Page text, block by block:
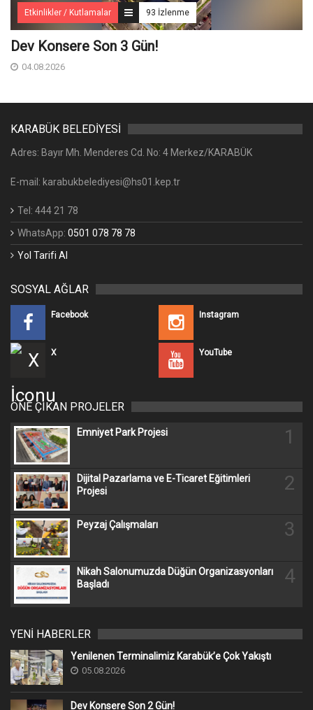
Etkinlikler / Kutlamalar 93 İzlenme
Dev Konsere Son 3️ Gün!
04.08.2026
KARABÜK BELEDİYESİ
Adres: Bayır Mh. Menderes Cd. No: 4 Merkez/KARABÜK
E-mail: karabukbelediyesi@hs01.kep.tr
Tel: 444 21 78
WhatsApp: 0501 078 78 78
Yol Tarifi Al
SOSYAL AĞLAR
Facebook Instagram
X YouTube
ÖNE ÇIKAN PROJELER
Emniyet Park Projesi 1
Dijital Pazarlama ve E-Ticaret Eğitimleri
Projesi
2
Peyzaj Çalışmaları 3
Nikah Salonumuzda Düğün Organizasyonları
Başladı
4
YENİ HABERLER
Yenilenen Terminalimiz Karabük’e Çok Yakıştı
05.08.2026
Dev Konsere Son 2️ Gün!